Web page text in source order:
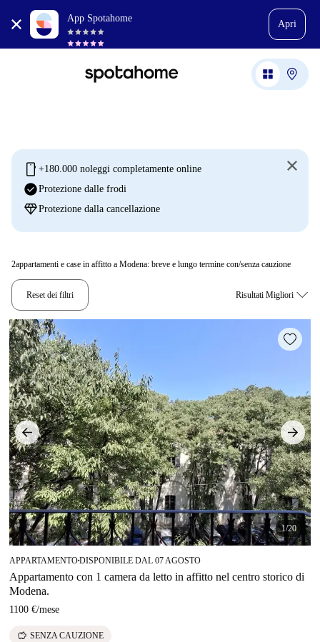
App Spotahome
Apri
mobile +180.000 noleggi completamente online
check_circleProtezione dalle frodi
diamondProtezione dalla cancellazione
2appartamenti e case in affitto a Modena: breve e lungo termine con/senza cauzione
Reset dei filtri
1/20
APPARTAMENTO■DISPONIBILE DAL 07 AGOSTO
Appartamento con 1 camera da letto in affitto nel centro storico di
Modena.
1100 €/mese
savings SENZA CAUZIONE